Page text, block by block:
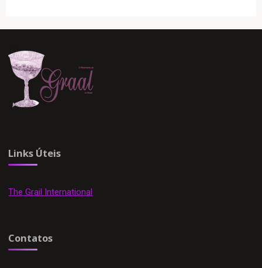
Links Úteis
The Grail International
Contatos